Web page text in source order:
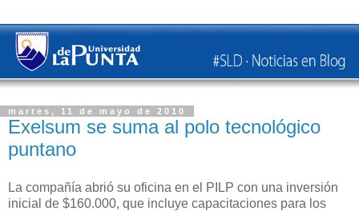
martes, 11 de mayo de 2010
Exelsum se suma al polo tecnológico
puntano
La compañía abrió su oficina en el PILP con una inversión
inicial de $160.000, que incluye capacitaciones para los